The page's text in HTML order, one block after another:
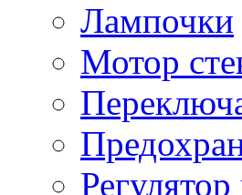
Лампочки
Мотор